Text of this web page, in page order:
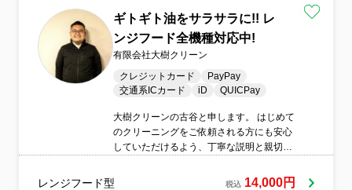
ギトギト油をサラサラに!! レ
ンジフード全機種対応中!
有限会社大樹クリーン
クレジットカード
PayPay
交通系ICカード
iD QUICPay
大樹クリーンの古谷と申します。 はじめて
のクリーニングをご依頼される方にも安心
していただけるよう、丁寧な説明と親切な
度の高いサービスをお約束いたします。
レンジフード型 税込 14,000円